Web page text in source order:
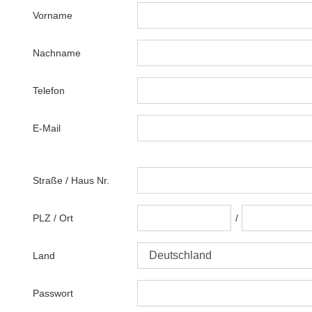
Vorname
Nachname
Telefon
E-Mail
Straße / Haus Nr.
PLZ / Ort /
Land
Passwort